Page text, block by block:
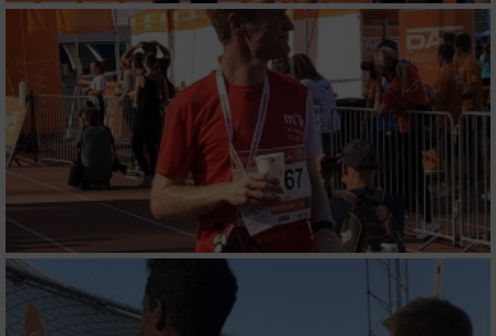
Funktional
Werbung